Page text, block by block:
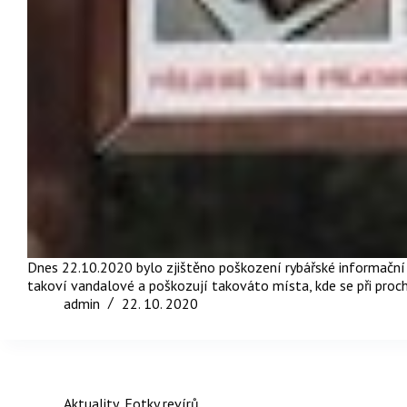
Dnes 22.10.2020 bylo zjištěno poškození rybářské
takoví vandalové a poškozují takováto místa, kde se při
admin
22. 10. 2020